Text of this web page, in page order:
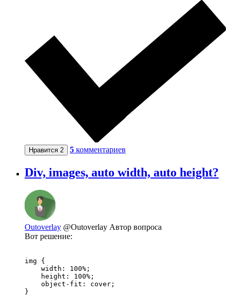
Нравится 2 5 комментариев
Div, images, auto width, auto height?
Outoverlay @Outoverlay Автор вопроса
Вот решение:
img {
    width: 100%;
    height: 100%;
    object-fit: cover;
}